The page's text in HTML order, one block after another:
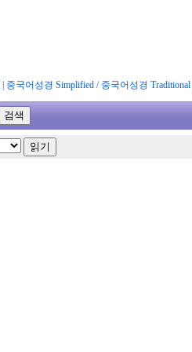
중국어성경 Simplified/ 중국어성경 Traditional|